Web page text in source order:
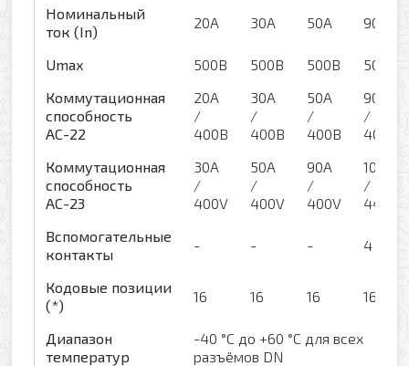
Номинальный
ток (In)
20А 30А 50А 90A
Umax 500В 500В 500В
500В
Коммутационная
способность
АС-22
20А
/
400В
30А
/
400В
50А
/
400В
90A
/
400B
Коммутационная
способность
АС-23
30A
/
400V
50A
/
400V
90A
/
400V
100A
/
440B
Вспомогательные
контакты
- - - 4
Кодовые позиции
(*)
16 16 16 16
Диапазон
температур
-40 °C до +60 °C для всех
разъёмов DN